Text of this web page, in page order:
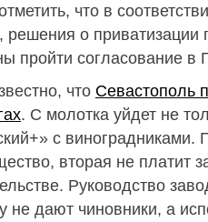
что в
решения о приватизации
пройти согласование в
что Севастополь
. С молотка уйдет не
с
вторая не платит
Руководство
не дают чиновники, а